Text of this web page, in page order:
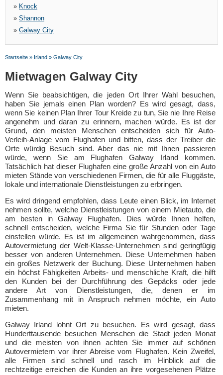
» Knock
» Shannon
» Galway City
Startseite » Irland » Galway City
Mietwagen Galway City
Wenn Sie beabsichtigen, die jeden Ort Ihrer Wahl besuchen,
haben Sie jemals einen Plan worden? Es wird gesagt, dass,
wenn Sie keinen Plan Ihrer Tour Kreide zu tun, Sie nie Ihre Reise
angenehm und daran zu erinnern, machen würde. Es ist der
Grund, den meisten Menschen entscheiden sich für Auto-
Verleih-Anlage vom Flughafen und bitten, dass der Treiber die
Orte würdig Besuch sind. Aber das nie mit Ihnen passieren
würde, wenn Sie am Flughafen Galway Irland kommen.
Tatsächlich hat dieser Flughafen eine große Anzahl von ein Auto
mieten Stände von verschiedenen Firmen, die für alle Fluggäste,
lokale und internationale Dienstleistungen zu erbringen.
Es wird dringend empfohlen, dass Leute einen Blick, im Internet
nehmen sollte, welche Dienstleistungen von einem Mietauto, die
am besten in Galway Flughafen. Dies würde Ihnen helfen,
schnell entscheiden, welche Firma Sie für Stunden oder Tage
einstellen würde. Es ist im allgemeinen wahrgenommen, dass
Autovermietung der Welt-Klasse-Unternehmen sind geringfügig
besser von anderen Unternehmen. Diese Unternehmen haben
ein großes Netzwerk der Buchung. Diese Unternehmen haben
ein höchst Fähigkeiten Arbeits- und menschliche Kraft, die hilft
den Kunden bei der Durchführung des Gepäcks oder jede
andere Art von Dienstleistungen, die, denen er im
Zusammenhang mit in Anspruch nehmen möchte, ein Auto
mieten.
Galway Irland lohnt Ort zu besuchen. Es wird gesagt, dass
Hunderttausende besuchen Menschen die Stadt jeden Monat
und die meisten von ihnen achten Sie immer auf schönen
Autovermietern vor ihrer Abreise vom Flughafen. Kein Zweifel,
alle Firmen sind schnell und rasch im Hinblick auf die
rechtzeitige erreichen die Kunden an ihre vorgesehenen Plätze